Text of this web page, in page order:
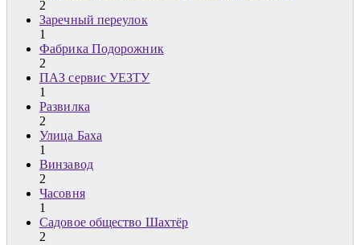
2
Заречный переулок
1
Фабрика Подорожник
2
ПАЗ сервис УЕЗТУ
1
Развилка
2
Улица Баха
1
Винзавод
2
Часовня
1
Садовое общество Шахтёр
2